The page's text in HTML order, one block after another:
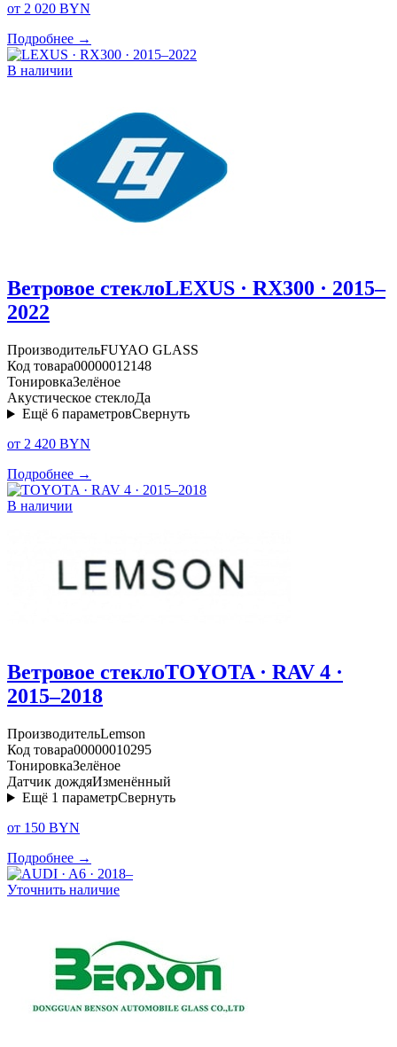
от 2 020 BYN
Подробнее →
В наличии
Ветровое стеклоLEXUS · RX300 · 2015–
2022
ПроизводительFUYAO GLASS
Код товара00000012148
ТонировкаЗелёное
Акустическое стеклоДа
Ещё 6 параметровСвернуть
от 2 420 BYN
Подробнее →
В наличии
Ветровое стеклоTOYOTA · RAV 4 ·
2015–2018
ПроизводительLemson
Код товара00000010295
ТонировкаЗелёное
Датчик дождяИзменённый
Ещё 1 параметрСвернуть
от 150 BYN
Подробнее →
Уточнить наличие